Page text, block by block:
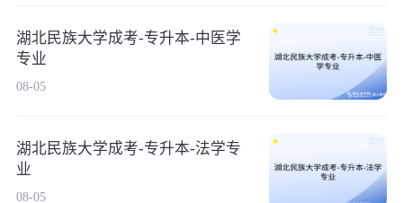
湖北民族大学成考-专升本-中医学
专业
08-05
湖北民族大学成考-专升本-法学专
业
08-05